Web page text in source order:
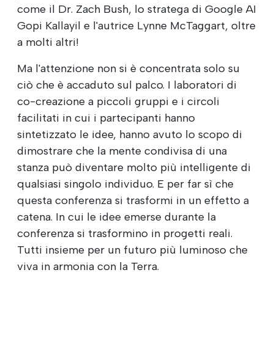
come il Dr. Zach Bush, lo stratega di Google AI
Gopi Kallayil e l'autrice Lynne McTaggart, oltre
a molti altri!
Ma l'attenzione non si è concentrata solo su
ciò che è accaduto sul palco. I laboratori di
co-creazione a piccoli gruppi e i circoli
facilitati in cui i partecipanti hanno
sintetizzato le idee, hanno avuto lo scopo di
dimostrare che la mente condivisa di una
stanza può diventare molto più intelligente di
qualsiasi singolo individuo. E per far sì che
questa conferenza si trasformi in un effetto a
catena. In cui le idee emerse durante la
conferenza si trasformino in progetti reali.
Tutti insieme per un futuro più luminoso che
viva in armonia con la Terra.